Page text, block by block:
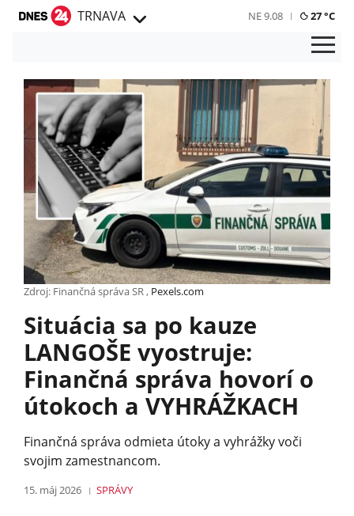
TRNAVA NE 9.08 27 °C
Zdroj: Finančná správa SR , Pexels.com
Situácia sa po kauze
LANGOŠE vyostruje:
Finančná správa hovorí o
útokoch a VYHRÁŽKACH
Finančná správa odmieta útoky a vyhrážky voči
svojim zamestnancom.
15. máj 2026 SPRÁVY